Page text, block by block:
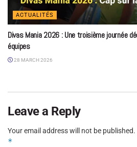
ACTUALITÉS
Divas Mania 2026 : Une troisième journée
équipes
28 MARCH 2026
Leave a Reply
Your email address will not be published.
*